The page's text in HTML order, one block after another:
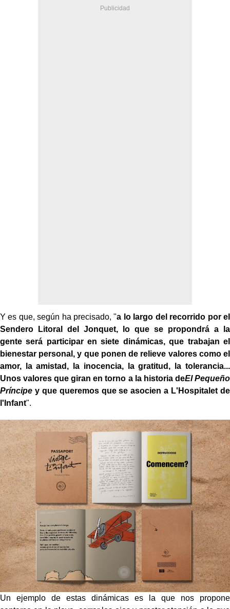
Y es que, según ha precisado, "a lo largo del recorrido por el
Sendero Litoral del Jonquet, lo que se propondrá a la
gente será participar en siete dinámicas, que trabajan el
bienestar personal, y que ponen de relieve valores como el
amor, la amistad, la inocencia, la gratitud, la tolerancia...
Unos valores que giran en torno a la historia deEl Pequeño
Príncipe y que queremos que se asocien a L'Hospitalet de
l'Infant".
Un ejemplo de estas dinámicas es la que nos propone